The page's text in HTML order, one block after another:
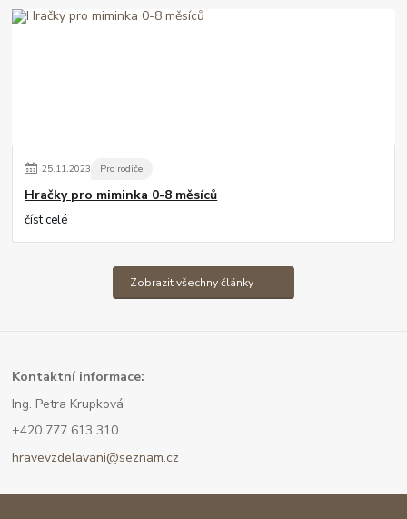
25.11.2023 Pro rodiče
Hračky pro miminka 0-8 měsíců
číst celé
Zobrazit všechny články
Kontaktní informace:
Ing. Petra Krupková
+420 777 613 310
hravevzdelavani@seznam.cz